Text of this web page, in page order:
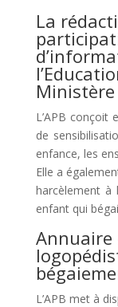
La
L’APB conçoit
de
enfance, les
Elle a
harcèlement à
enfant qui
L’APB met à